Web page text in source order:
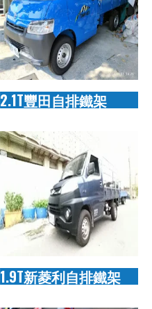
2.1T豐田自排鐵架
1.9T新菱利自排鐵架